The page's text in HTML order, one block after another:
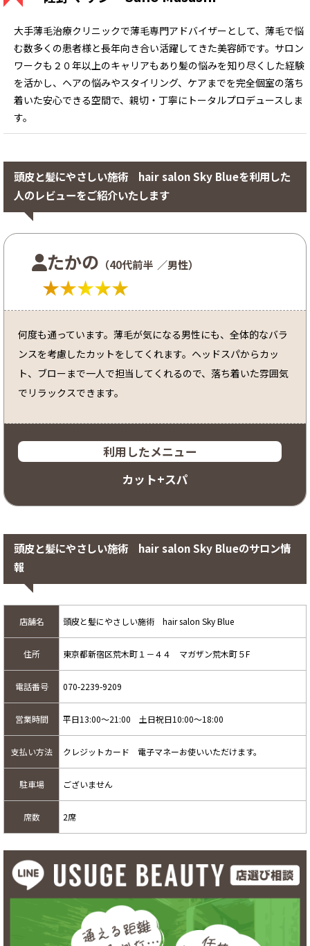
大手薄毛治療クリニックで薄毛専門アドバイザーとして、薄毛で悩
む数多くの患者様と長年向き合い活躍してきた美容師です。サロン
ワークも２０年以上のキャリアもあり髪の悩みを知り尽くした経験
を活かし、ヘアの悩みやスタイリング、ケアまでを完全個室の落ち
着いた安心できる空間で、親切・丁寧にトータルプロデュースしま
す。
頭皮と髪にやさしい施術 hair salon Sky Blueを利用した
人のレビューをご紹介いたします
たかの （40代前半 ／男性）
★★★★★
何度も通っています。薄毛が気になる男性にも、全体的なバラ
ンスを考慮したカットをしてくれます。ヘッドスパからカッ
ト、ブローまで一人で担当してくれるので、落ち着いた雰囲気
でリラックスできます。
利用したメニュー
カット+スパ
頭皮と髪にやさしい施術 hair salon Sky Blueのサロン情
報
店舗名 頭皮と髪にやさしい施術 hair salon Sky Blue
住所 東京都新宿区荒木町１－４４ マガザン荒木町５F
電話番号 070-2239-9209
営業時間 平日13:00～21:00 土日祝日10:00～18:00
支払い方法 クレジットカード 電子マネーお使いいただけます。
駐車場 ございません
席数 2席